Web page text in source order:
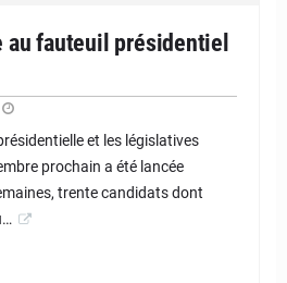
au fauteuil présidentiel
et les législatives
prochain a été lancée
trente candidats dont